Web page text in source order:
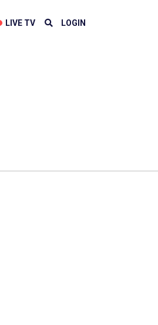
LIVE TV LOGIN